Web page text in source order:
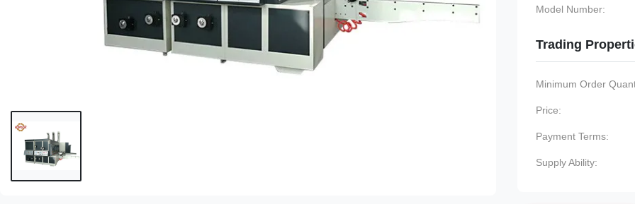
Model Number:
Trading
Minimum Order
Price:
Payment Terms:
Supply Ability: